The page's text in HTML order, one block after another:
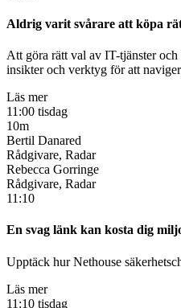
Aldrig varit svårare att köpa
Att göra rätt val av IT-tjänster
insikter och verktyg för att
Läs mer
11:00 tisdag
10m
Bertil Danared
Rådgivare, Radar
Rebecca Gorringe
Rådgivare, Radar
11:10
En svag länk kan kosta dig
Upptäck hur Nethouse
Läs mer
11:10 tisdag